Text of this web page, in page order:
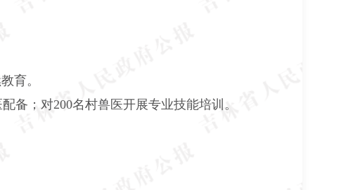
育。
备；对200名村兽医开展专业技能培训。